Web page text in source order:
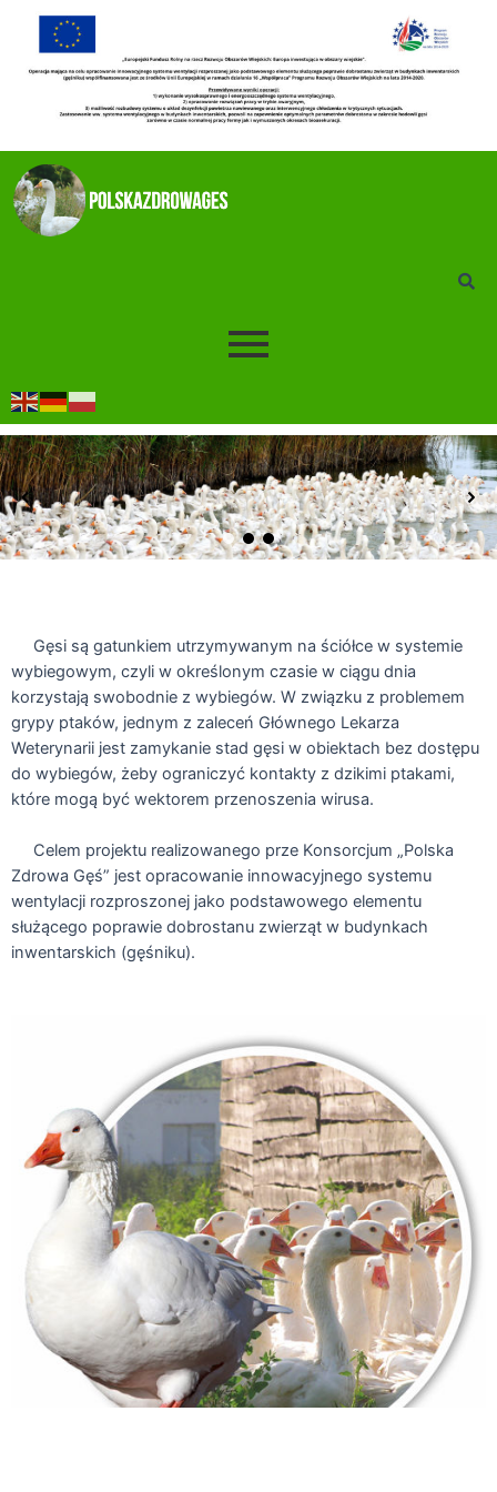
Gęsi są gatunkiem utrzymywanym na ściółce w systemie
wybiegowym, czyli w określonym czasie w ciągu dnia
korzystają swobodnie z wybiegów. W związku z problemem
grypy ptaków, jednym z zaleceń Głównego Lekarza
Weterynarii jest zamykanie stad gęsi w obiektach bez dostępu
do wybiegów, żeby ograniczyć kontakty z dzikimi ptakami,
które mogą być wektorem przenoszenia wirusa.
Celem projektu realizowanego prze Konsorcjum „Polska
Zdrowa Gęś” jest opracowanie innowacyjnego systemu
wentylacji rozproszonej jako podstawowego elementu
służącego poprawie dobrostanu zwierząt w budynkach
inwentarskich (gęśniku).